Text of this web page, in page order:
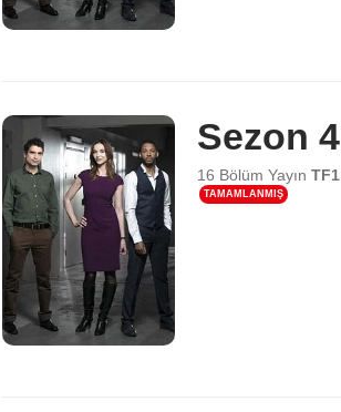
Sezon 4
16 Bölüm Yayın TF1
TAMAMLANMIŞ